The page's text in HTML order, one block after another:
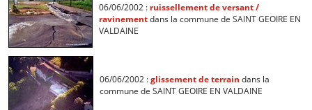
06/06/2002 : ruissellement de versant /
ravinementdans la commune de SAINT GEOIRE EN
VALDAINE
06/06/2002 :glissement de terrain dans la
commune de SAINT GEOIRE EN VALDAINE